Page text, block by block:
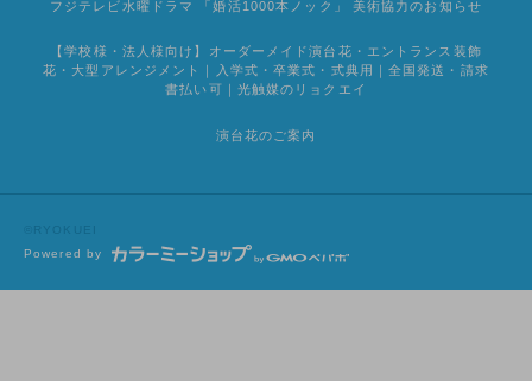
フジテレビ水曜ドラマ 「婚活1000本ノック」 美術協力のお知らせ
【学校様・法人様向け】オーダーメイド演台花・エントランス装飾
花・大型アレンジメント｜入学式・卒業式・式典用｜全国発送・請求
書払い可｜光触媒のリョクエイ
演台花のご案内
©RYOKUEI
Powered by